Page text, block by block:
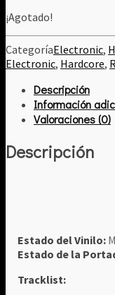
¡Agotado!
CategoríaElectronic,
Electronic, Hardcore,
Descripción
Información
Valoraciones (0)
Descripción
Estado del Vinilo:
Estado de la
Tracklist: